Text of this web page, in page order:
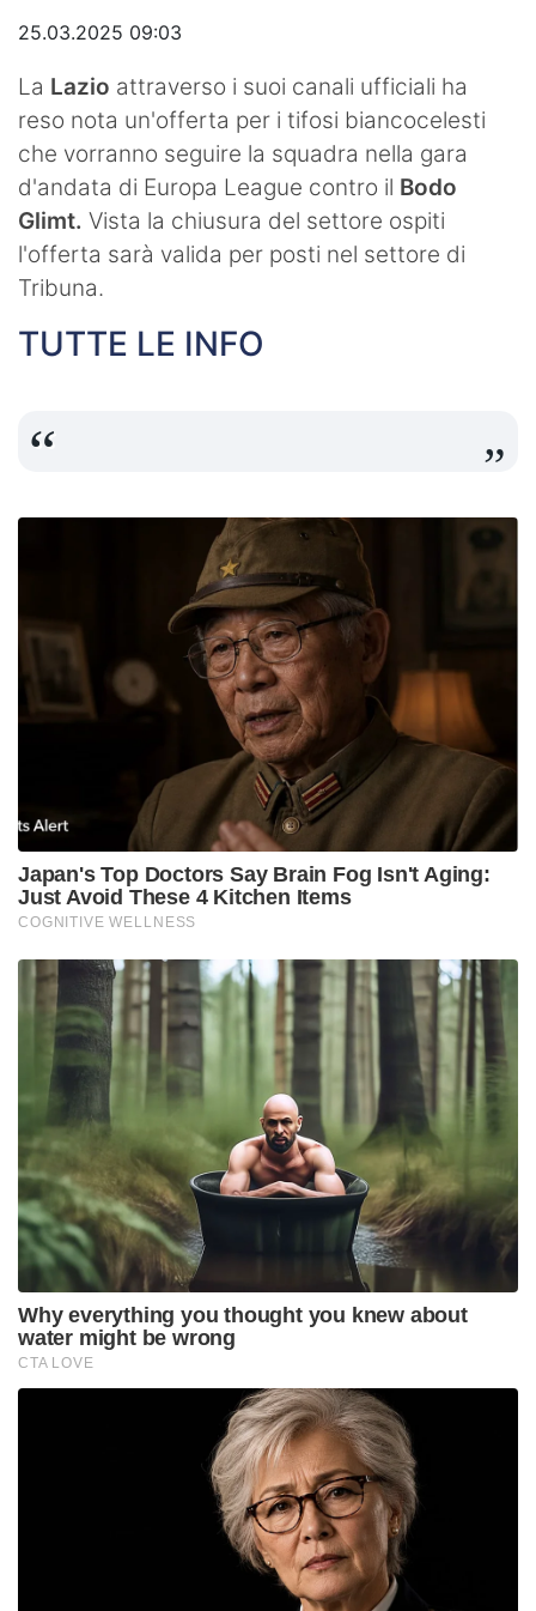
25.03.2025 09:03
La Lazio attraverso i suoi canali ufficiali ha
reso nota un'offerta per i tifosi biancocelesti
che vorranno seguire la squadra nella gara
d'andata di Europa League contro il Bodo
Glimt. Vista la chiusura del settore ospiti
l'offerta sarà valida per posti nel settore di
Tribuna.
TUTTE LE INFO